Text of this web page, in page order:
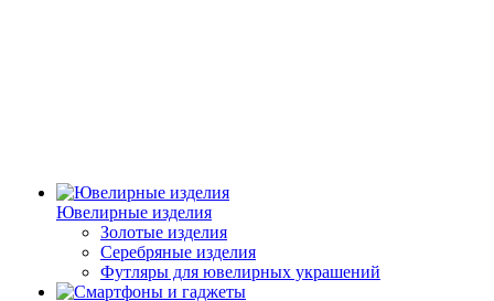
Ювелирные изделия
Золотые изделия
Серебряные изделия
Футляры для ювелирных украшений